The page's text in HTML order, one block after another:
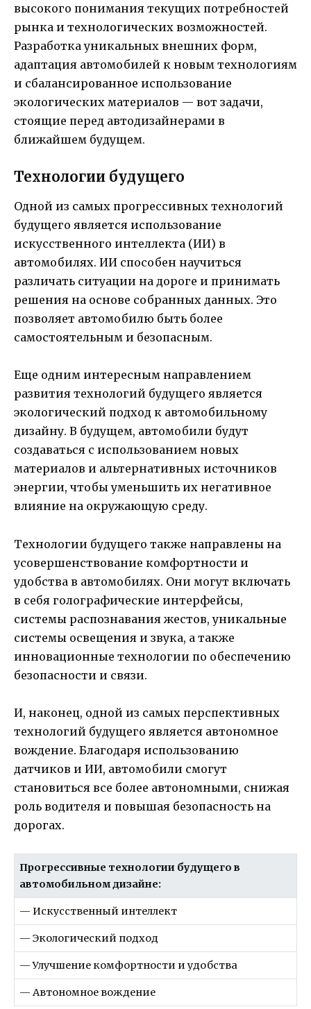
высокого понимания текущих потребностей
рынка и технологических возможностей.
Разработка уникальных внешних форм,
адаптация автомобилей к новым технологиям
и сбалансированное использование
экологических материалов — вот задачи,
стоящие перед автодизайнерами в
ближайшем будущем.
Технологии будущего
Одной из самых прогрессивных технологий
будущего является использование
искусственного интеллекта (ИИ) в
автомобилях. ИИ способен научиться
различать ситуации на дороге и принимать
решения на основе собранных данных. Это
позволяет автомобилю быть более
самостоятельным и безопасным.
Еще одним интересным направлением
развития технологий будущего является
экологический подход к автомобильному
дизайну. В будущем, автомобили будут
создаваться с использованием новых
материалов и альтернативных источников
энергии, чтобы уменьшить их негативное
влияние на окружающую среду.
Технологии будущего также направлены на
усовершенствование комфортности и
удобства в автомобилях. Они могут включать
в себя голографические интерфейсы,
системы распознавания жестов, уникальные
системы освещения и звука, а также
инновационные технологии по обеспечению
безопасности и связи.
И, наконец, одной из самых перспективных
технологий будущего является автономное
вождение. Благодаря использованию
датчиков и ИИ, автомобили смогут
становиться все более автономными, снижая
роль водителя и повышая безопасность на
дорогах.
Прогрессивные технологии будущего в
автомобильном дизайне:
— Искусственный интеллект
— Экологический подход
— Улучшение комфортности и удобства
— Автономное вождение